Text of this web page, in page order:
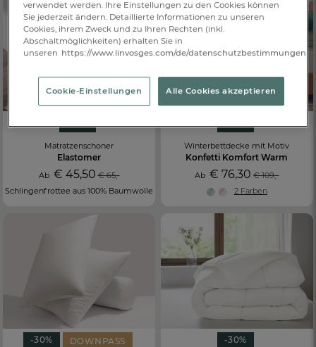
Matratzenschoner
Elastomer
Ab € 45,50 € 65,-
Schlingenfrottee aus 100% Baumwolle
Winterbettdecke mit Motiv
Konfetti Komfort Warm
Ab€ 76,30 € 109,-
2 Farben
-30% DOWNPASS -30%
verwendet werden. Ihre Einstellungen zu den Cookies können
Sie jederzeit ändern. Detaillierte Informationen zu unseren
Cookies, ihrem Zweck und zu Ihren Rechten (inkl.
Abschaltmöglichkeiten) erhalten Sie in
unseren https://www.linvosges.com/de/
Cookie-Einstellungen Alle Cookies akzeptieren